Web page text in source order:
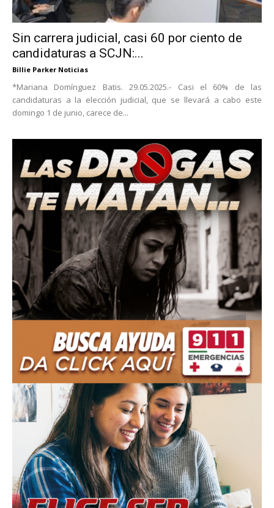
Sin carrera judicial, casi 60 por ciento de
candidaturas a SCJN:...
Billie Parker Noticias
*Mariana Domínguez Batis. 29.05.2025.- Casi el 60% de las
candidaturas a la elección judicial, que se llevará a cabo este
domingo 1 de junio, carece de...